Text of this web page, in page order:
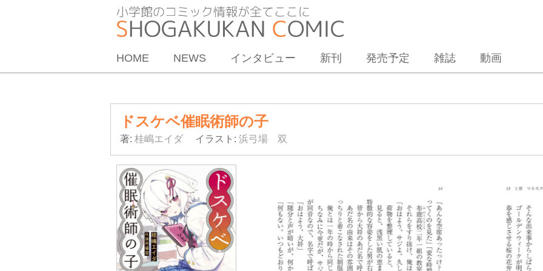
HOME NEWS インタビュー 新刊 発売予定 雑誌 動画
ドスケベ催眠術師の子
著: 桂嶋エイダ イラスト: 浜弓場 双